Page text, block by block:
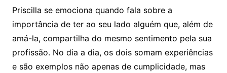
Priscilla se emociona quando fala sobre a
importância de ter ao seu lado alguém que, além de
amá-la, compartilha do mesmo sentimento pela sua
profissão. No dia a dia, os dois somam experiências
e são exemplos não apenas de cumplicidade, mas